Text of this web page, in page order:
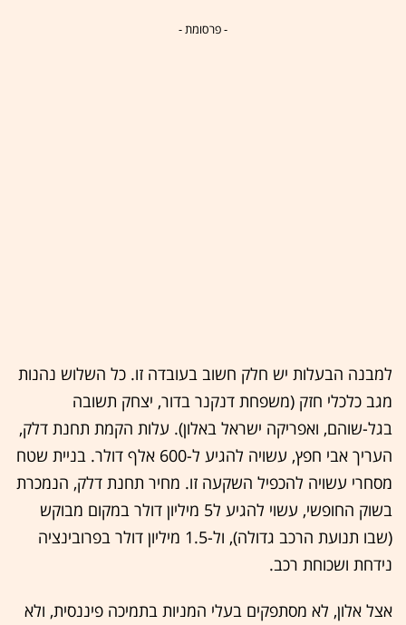
- פרסומת -
למבנה הבעלות יש חלק חשוב בעובדה זו. כל השלוש נהנות
מגב כלכלי חזק (משפחת דנקנר בדור, יצחק תשובה
בגל-שוהם, ואפריקה ישראל באלון). עלות הקמת תחנת דלק,
העריך אבי חפץ, עשויה להגיע ל-600 אלף דולר. בניית שטח
מסחרי עשויה להכפיל השקעה זו. מחיר תחנת דלק, הנמכרת
בשוק החופשי, עשוי להגיע ל5 מיליון דולר במקום מבוקש
(שבו תנועת הרכב גדולה), ול-1.5 מיליון דולר בפרובינציה
נידחת ושכוחת רכב.
אצל אלון, לא מסתפקים בעלי המניות בתמיכה פיננסית, ולא